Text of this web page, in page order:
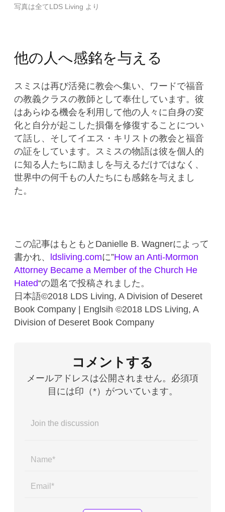
写真は全てLDS Living より
他の人へ感銘を与える
スミスは再び活発に教会へ集い、ワードで福音
の教義クラスの教師として奉仕しています。彼
はあらゆる機会を利用して他の人々に自身の変
化と自分が起こした損傷を修復することについ
て話し、そしてイエス・キリストの教会と福音
の証をしています。スミスの物語は彼を個人的
に知る人たちに励ましを与えるだけではなく、
世界中の何千もの人たちにも感銘を与えまし
た。
この記事はもともとDanielle B. Wagnerによって
書かれ、
ldsliving.comに”How an Anti-Mormon
Attorney Became a Member of the Church He
Hated“の題名で投稿されました。
日本語©2018 LDS Living, A Division of Deseret
Book Company | Englsih ©2018 LDS Living, A
Division of Deseret Book Company
コメントする
メールアドレスは公開されません。必須項
目には印（*）がついています。